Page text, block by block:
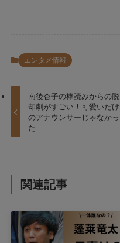
エンタメ情報
南後杏子の棒読みからの脱
却劇がすごい！可愛いだけ
のアナウンサーじゃなかっ
た
関連記事